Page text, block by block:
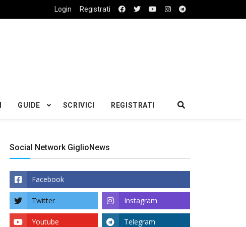
Login Registrati
GUIDE SCRIVICI REGISTRATI
Social Network GiglioNews
Facebook
Twitter Instagram
Youtube Telegram